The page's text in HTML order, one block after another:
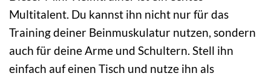
Multitalent. Du kannst ihn nicht nur für das
Training deiner Beinmuskulatur nutzen, sondern
auch für deine Arme und Schultern. Stell ihn
einfach auf einen Tisch und nutze ihn als